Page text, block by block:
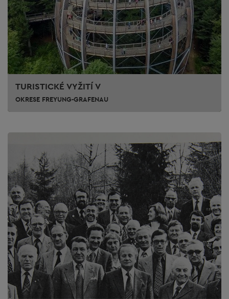
TURISTICKÉ VYŽITÍ V
OKRESE FREYUNG-GRAFENAU